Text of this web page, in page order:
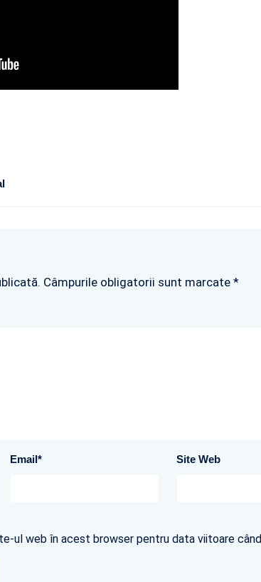
Câmpurile obligatorii sunt marcate *
Email* Site Web
ul web în acest browser pentru data viitoare